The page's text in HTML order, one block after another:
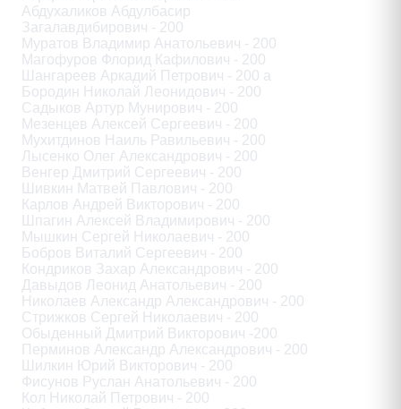
Абдухаликов Абдулбасир
Загалавдибирович - 200
Муратов Владимир Анатольевич - 200
Магофуров Флорид Кафилович - 200
Шангареев Аркадий Петрович - 200 а
Бородин Николай Леонидович - 200
Садыков Артур Мунирович - 200
Мезенцев Алексей Сергеевич - 200
Мухитдинов Наиль Равильевич - 200
Лысенко Олег Александрович - 200
Венгер Дмитрий Сергеевич - 200
Шивкин Матвей Павлович - 200
Карлов Андрей Викторович - 200
Шпагин Алексей Владимирович - 200
Мышкин Сергей Николаевич - 200
Бобров Виталий Сергеевич - 200
Кондриков Захар Александрович - 200
Давыдов Леонид Анатольевич - 200
Николаев Александр Александрович - 200
Стрижков Сергей Николаевич - 200
Обыденный Дмитрий Викторович -200
Перминов Александр Александрович - 200
Шилкин Юрий Викторович - 200
Фисунов Руслан Анатольевич - 200
Кол Николай Петрович - 200